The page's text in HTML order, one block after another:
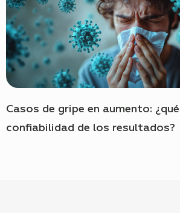
Casos de gripe en aumento:
confiabilidad de los resultados?